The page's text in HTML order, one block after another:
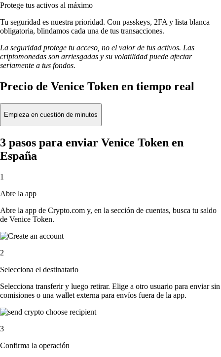
Protege tus activos al máximo
Tu seguridad es nuestra prioridad. Con passkeys, 2FA y lista blanca
obligatoria, blindamos cada una de tus transacciones.
La seguridad protege tu acceso, no el valor de tus activos. Las
criptomonedas son arriesgadas y su volatilidad puede afectar
seriamente a tus fondos.
Precio de Venice Token en tiempo real
Empieza en cuestión de minutos
3 pasos para enviar Venice Token en
España
1
Abre la app
Abre la app de Crypto.com y, en la sección de cuentas, busca tu saldo
de Venice Token.
2
Selecciona el destinatario
Selecciona transferir y luego retirar. Elige a otro usuario para enviar sin
comisiones o una wallet externa para envíos fuera de la app.
3
Confirma la operación